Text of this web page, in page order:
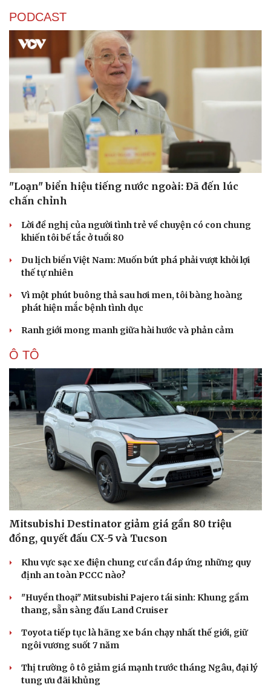
PODCAST
"Loạn" biển hiệu tiếng nước ngoài: Đã đến lúc
chấn chỉnh
Lời đề nghị của người tình trẻ về chuyện có con chung
khiến tôi bế tắc ở tuổi 80
Du lịch biển Việt Nam: Muốn bứt phá phải vượt khỏi lợi
thế tự nhiên
Vì một phút buông thả sau hơi men, tôi bàng hoàng
phát hiện mắc bệnh tình dục
Ranh giới mong manh giữa hài hước và phản cảm
Ô TÔ
Mitsubishi Destinator giảm giá gần 80 triệu
đồng, quyết đấu CX-5 và Tucson
Khu vực sạc xe điện chung cư cần đáp ứng những quy
định an toàn PCCC nào?
"Huyền thoại" Mitsubishi Pajero tái sinh: Khung gầm
thang, sẵn sàng đấu Land Cruiser
Toyota tiếp tục là hãng xe bán chạy nhất thế giới, giữ
ngôi vương suốt 7 năm
Thị trường ô tô giảm giá mạnh trước tháng Ngâu, đại lý
tung ưu đãi khủng